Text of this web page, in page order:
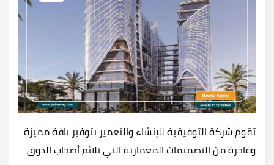
تقوم شركة التوفيقية للإنشاء والتعمير بتوفير باقة مميزة
وفاخرة من التصميمات المعمارية التي تلائم أصحاب الذوق